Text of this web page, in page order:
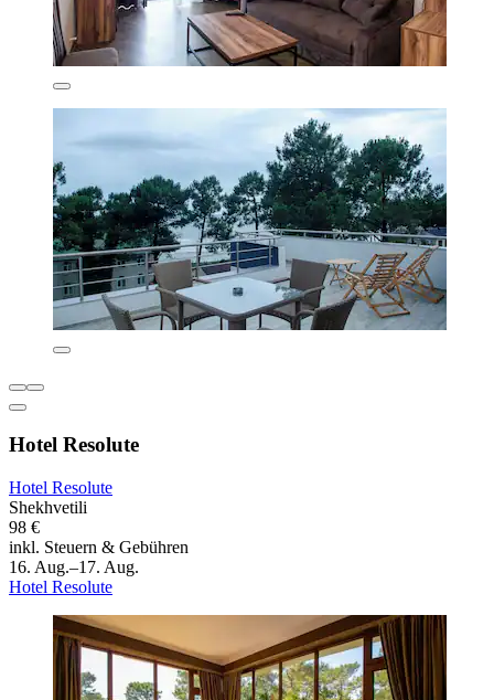
Hotel Resolute
Hotel Resolute
Shekhvetili
98 €
inkl. Steuern & Gebühren
16. Aug.–17. Aug.
Hotel Resolute